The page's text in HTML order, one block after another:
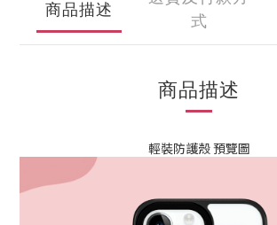
商品描述
式
商品描述
輕裝防護殼 預覽圖